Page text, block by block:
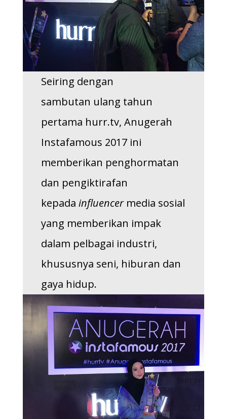
Seiring dengan
sambutan ulang tahun
pertama hurr.tv, Anugerah
Instafamous 2017 ini
memberikan penghormatan
dan pengiktirafan
kepada influencermedia sosial
yang memberikan impak
dalam pelbagai industri,
khususnya seni, hiburan dan
gaya hidup.